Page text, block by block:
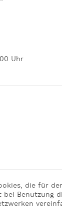
Uhr
die für
bei Benutzung